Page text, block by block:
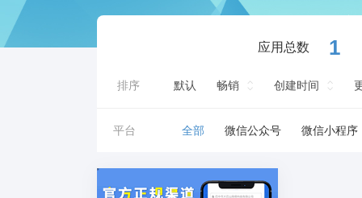
应用总数 1
排序 默认 畅销 创建时间
平台 全部 微信公众号 微信小程序